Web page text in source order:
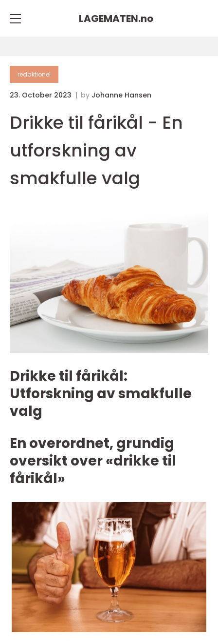
LAGEMATEN.no
redaktionel
23. October 2023 by Johanne Hansen
Drikke til fårikål - En
utforskning av
smakfulle valg
Drikke til fårikål:
Utforskning av smakfulle
valg
En overordnet, grundig
oversikt over «drikke til
fårikål»